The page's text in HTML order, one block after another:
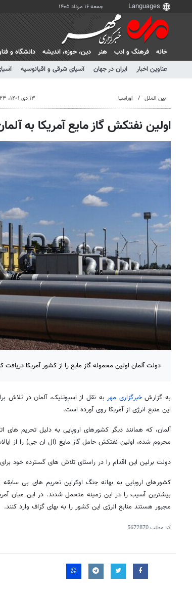
جمعه ۱۶ مرداد ۱۴۰۵
خانه فرهنگ و ادب هنر دين، حوزه، انديشه دانشگاه و
عناوین اخبار
ایران در جهان آسیای شرقی و اقیانوسیه
بین الملل اوراسیا ۱۳ دی ۱۴۰۱، ۱۹:۲۳
اولین نفتکش گاز مایع آمریکا به
دولت آلمان اولین محموله گاز مایع را از کشور آمریکا دریافت
به گزارشخبرگزاری مهربه نقل از اسپوتنیک، آلمان در تلاش
این منبع انرژی از آمریکا روی آورده است.
آلمان، که همانند دیگر کشورهای اروپایی به دلیل تحریم های
محروم شده، اولین نفتکش حامل گاز مایع (ال ان جی) را از
دولت برلین این اقدام را در راستای تلاش های گسترده خود
کشورهای اروپایی به بهانه جنگ اوکراین تحریم های بی
بیشترین آسیب را در این زمینه متحمل شدند. در این میان
مجبور هستند منابع انرژی این کشور را به بهای گزاف وارد کنند.
کد مطلب5672870